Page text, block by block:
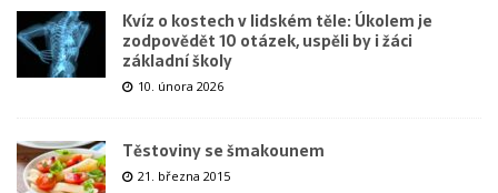
Kvíz o kostech v lidském těle: Úkolem je
zodpovědět 10 otázek, uspěli by i žáci
základní školy
10. února 2026
Těstoviny se šmakounem
21. března 2015